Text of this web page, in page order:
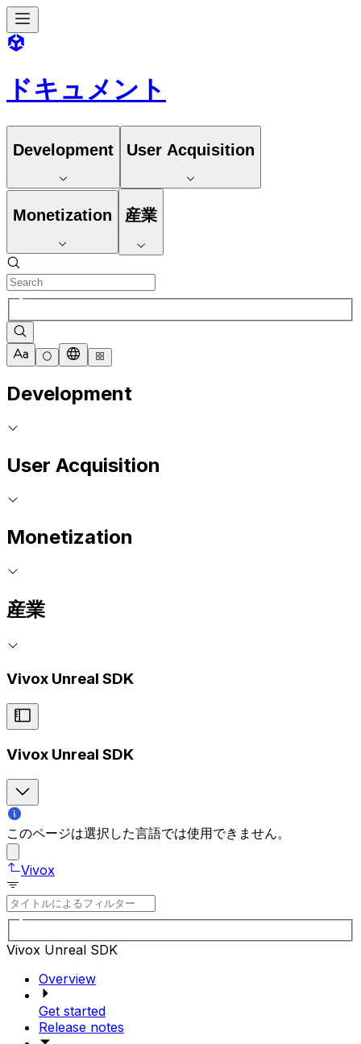
ドキュメント
Development User Acquisition
Monetization 産業
Development
User Acquisition
Monetization
産業
Vivox Unreal SDK
Vivox Unreal SDK
このページは選択した言語では使用できません。
Vivox
Vivox Unreal SDK
Overview
Get started
Release notes